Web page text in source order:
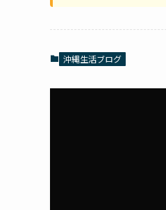
沖縄生活ブログ